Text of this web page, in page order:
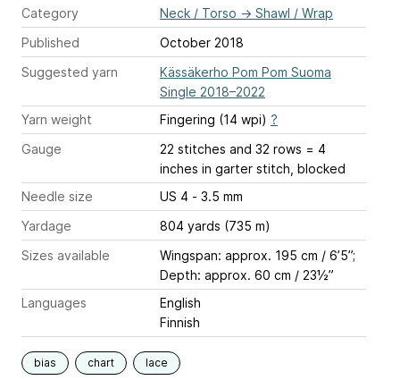
Category
Neck / Torso → Shawl / Wrap
Published
October 2018
Suggested yarn
Kässäkerho Pom Pom Suoma
Single 2018–2022
Yarn weight
Fingering (14 wpi) ?
Gauge
22 stitches and 32 rows = 4
inches in garter stitch, blocked
Needle size
US 4 - 3.5 mm
Yardage
804 yards (735 m)
Sizes available
Wingspan: approx. 195 cm / 6’5”;
Depth: approx. 60 cm / 23½”
Languages
English
Finnish
bias chart lace